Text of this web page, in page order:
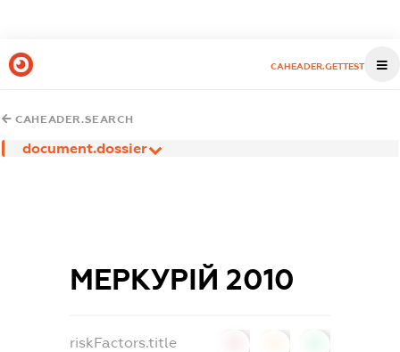
CAHEADER.GETTEST
CAHEADER.SEARCH
document.dossier
МЕРКУРІЙ 2010
riskFactors.title